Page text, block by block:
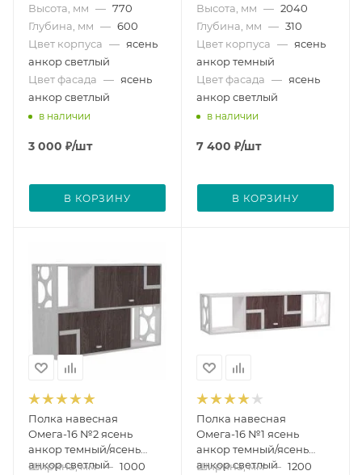
Высота, мм — 770
Глубина, мм — 600
Цвет корпуса — ясень
анкор светлый
Цвет фасада — ясень
анкор светлый
в наличии
3 000 ₽/шт
В КОРЗИНУ
Высота, мм — 2040
Глубина, мм — 310
Цвет корпуса — ясень
анкор темный
Цвет фасада — ясень
анкор светлый
в наличии
7 400 ₽/шт
В КОРЗИНУ
Полка навесная
Омега-16 №2 ясень
анкор темный/ясень
анкор светлый
Ширина, мм — 1000
Полка навесная
Омега-16 №1 ясень
анкор темный/ясень
анкор светлый
Ширина, мм — 1200